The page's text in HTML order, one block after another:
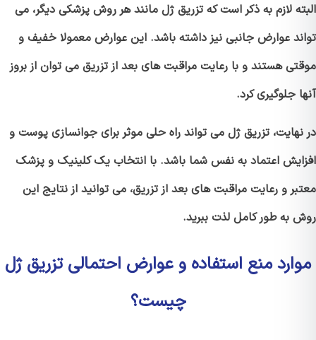
لازم به ذکر است که تزریق ژل مانند هر روش پزشکی دیگر، می
عوارض جانبی نیز داشته باشد. این عوارض معمولا خفیف و
هستند و با رعایت مراقبت های بعد از تزریق می توان از بروز
جلوگیری کرد.
تزریق ژل می تواند راه حلی موثر برای جوانسازی پوست و
اعتماد به نفس شما باشد. با انتخاب یک کلینیک و پزشک
و رعایت مراقبت های بعد از تزریق، می توانید از نتایج این
به طور کامل لذت ببرید.
منع استفاده و عوارض احتمالی تزریق ژل
چیست؟